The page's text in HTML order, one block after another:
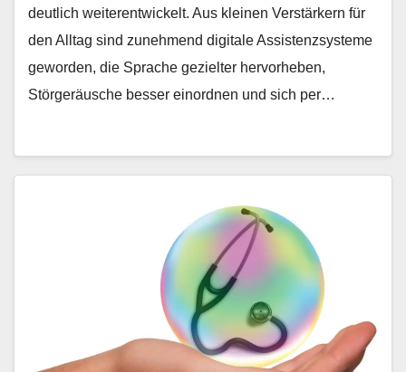
deutlich weiterentwickelt. Aus kleinen Verstärkern für
den Alltag sind zunehmend digitale Assistenzsysteme
geworden, die Sprache gezielter hervorheben,
Störgeräusche besser einordnen und sich per…